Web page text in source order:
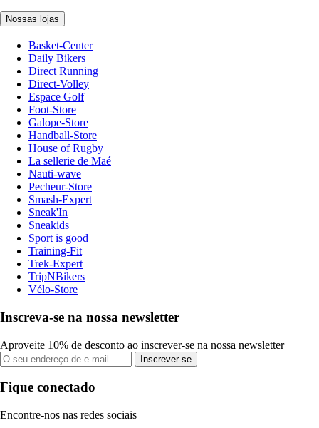
Nossas lojas
Basket-Center
Daily Bikers
Direct Running
Direct-Volley
Espace Golf
Foot-Store
Galope-Store
Handball-Store
House of Rugby
La sellerie de Maé
Nauti-wave
Pecheur-Store
Smash-Expert
Sneak'In
Sneakids
Sport is good
Training-Fit
Trek-Expert
TripNBikers
Vélo-Store
Inscreva-se na nossa newsletter
Aproveite 10% de desconto ao inscrever-se na nossa newsletter
Inscrever-se
Fique conectado
Encontre-nos nas redes sociais